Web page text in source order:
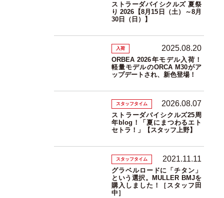
ストラーダバイシクルズ 夏祭
り 2026【8月15日（土）～8月
30日（日）】
入荷 2025.08.20
ORBEA 2026年モデル入荷！
軽量モデルのORCA M30がア
ップデートされ、新色登場！
スタッフタイム 2026.08.07
ストラーダバイシクルズ25周
年blog！「夏にまつわるエト
セトラ！」【スタッフ上野】
スタッフタイム 2021.11.11
グラベルロードに「チタン」
という選択。MULLER BMJを
購入しました！［スタッフ田
中］